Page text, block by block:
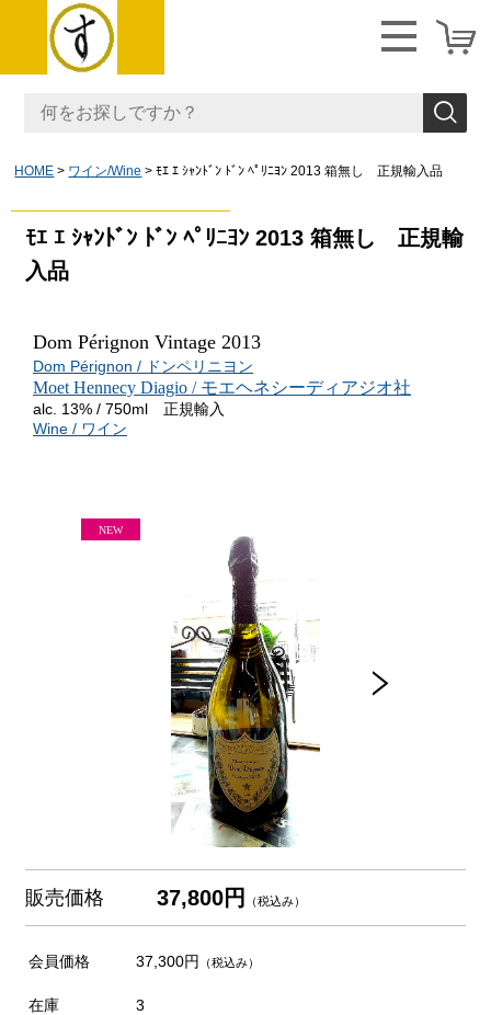
HOME ワイン/Wine ﾓｴ ｴ ｼｬﾝﾄﾞﾝ ﾄﾞﾝ ﾍﾟﾘﾆﾖﾝ 2013 箱無し 正規輸入品
ﾓｴ ｴ ｼｬﾝﾄﾞﾝ ﾄﾞﾝ ﾍﾟﾘﾆﾖﾝ 2013 箱無し 正規輸
入品
Dom Pérignon Vintage 2013
Dom Pérignon / ドンペリニヨン
Moet Hennecy Diagio / モエヘネシーディアジオ社
alc. 13% / 750ml 正規輸入
Wine / ワイン
販売価格 37,800円 （税込み）
会員価格 37,300円 （税込み）
在庫 3